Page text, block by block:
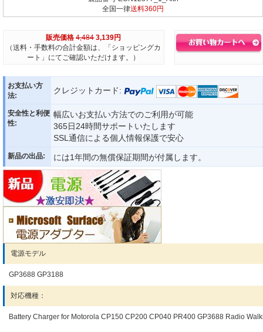
全国一律送料360円
販売価格 4,484 3,139円
（送料・手数料の合計金額は、「ショッピングカ
ート」にてご確認いただけます。）
お支払い方
法:
クレジットカード:
安全性と利便
性:
幅広いお支払い方法でのご利用が可能
365日24時間サポートいたします
SSL通信による個人情報保護で安心
新品の出品: には1年間の無償保証期間が付属します。
電源モデル
GP3688 GP3188
対応機種：
Battery Charger for Motorola CP150 CP200 CP040 PR400 GP3688 Radio